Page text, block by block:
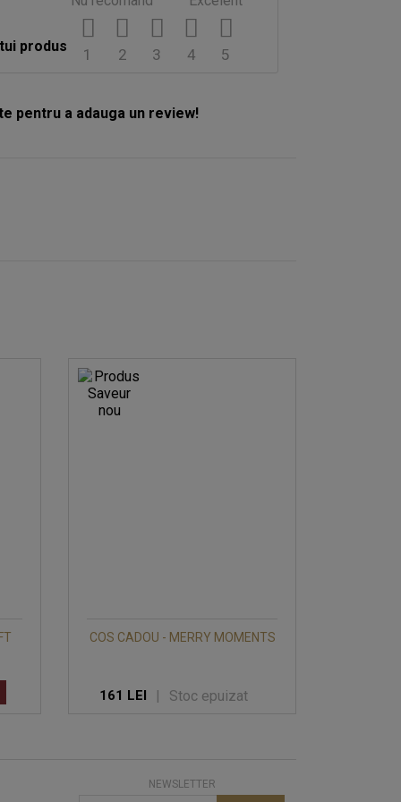
produs 5
4
3
2
1
pentru a adauga un review!
COS CADOU - MERRY MOMENTS
161 LEI | Stoc epuizat
NEWSLETTER